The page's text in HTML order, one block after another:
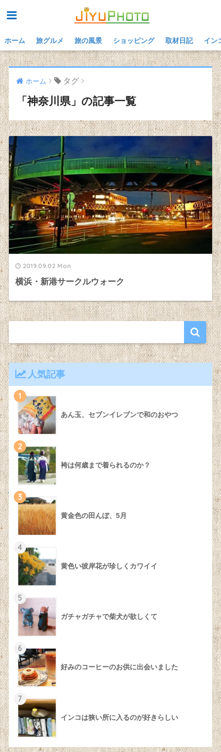
ホーム 旅グルメ 旅の風景 ショッピング 取材日記 イン
ホーム タグ
「神奈川県」の記事一覧
2019.09.02 Mon
横浜・新港サークルウォーク
人気記事
1
あん玉、セブンイレブンで和のおやつ
2
袴は何歳まで着られるのか？
3
黄金色の田んぼ、5月
4
黄色い彼岸花が珍しくカワイイ
5
ガチャガチャで柴犬が欲しくて
6
好みのコーヒーのお供に出会いました
7
インコは狭い所に入るのが好きらしい